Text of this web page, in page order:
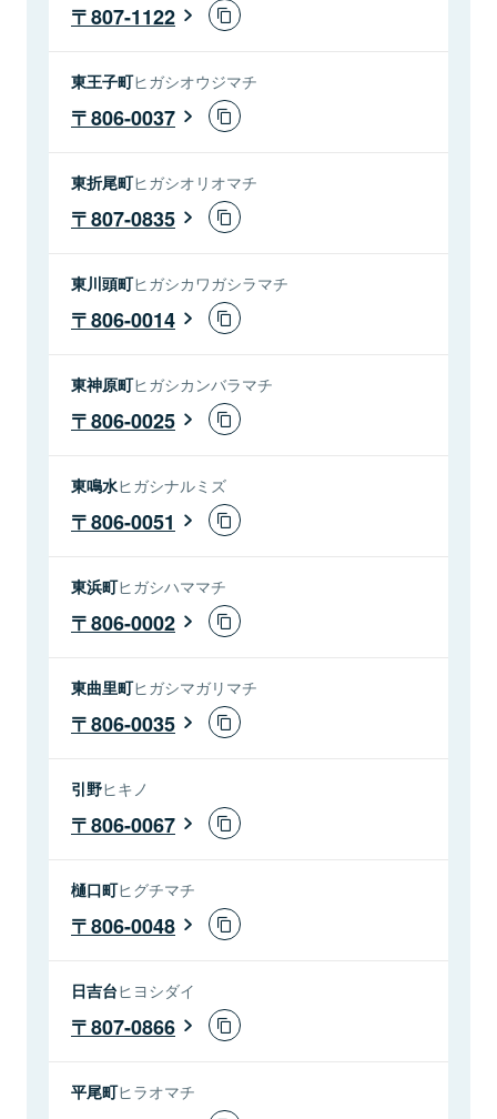
807-1122
東王子町ヒガシオウジマチ
806-0037
東折尾町ヒガシオリオマチ
807-0835
東川頭町ヒガシカワガシラマチ
806-0014
東神原町ヒガシカンバラマチ
806-0025
東鳴水ヒガシナルミズ
806-0051
東浜町ヒガシハママチ
806-0002
東曲里町ヒガシマガリマチ
806-0035
引野ヒキノ
806-0067
樋口町ヒグチマチ
806-0048
日吉台ヒヨシダイ
807-0866
平尾町ヒラオマチ